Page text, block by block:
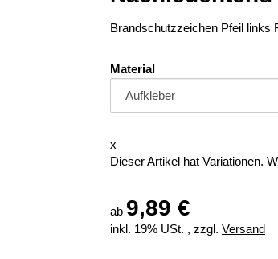
Brandschutzzeichen Pfeil links
Material
x
Dieser Artikel hat Variationen.
ab 9,89 €
inkl. 19% USt. , zzgl. Versand